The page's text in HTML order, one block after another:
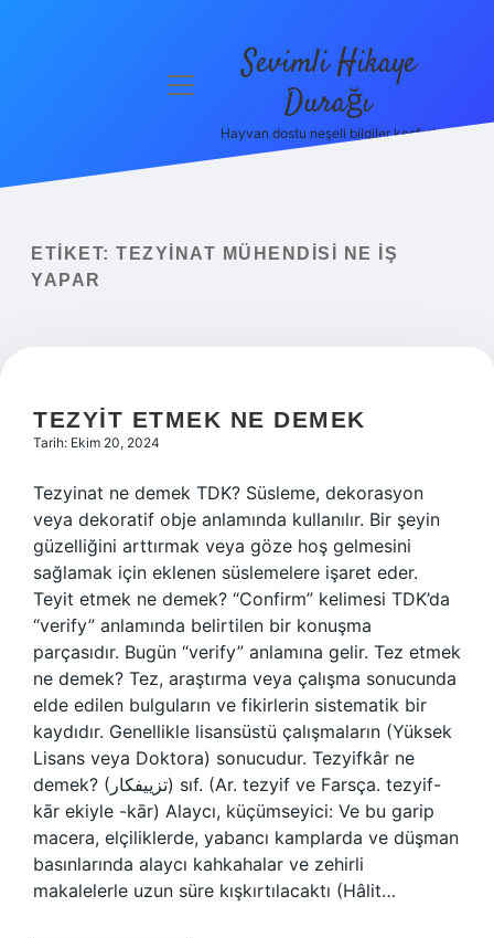
Yasal Uyarı
menüyü
Sevimli Hikaye
Durağı
Hayvan dostu neşeli bilgiler keşfet!
ETIKET: TEZYINAT MÜHENDISI NE IŞ
YAPAR
TEZYIT ETMEK NE DEMEK
Tarih: Ekim 20, 2024
Tezyinat ne demek TDK? Süsleme, dekorasyon
veya dekoratif obje anlamında kullanılır. Bir şeyin
güzelliğini arttırmak veya göze hoş gelmesini
sağlamak için eklenen süslemelere işaret eder.
Teyit etmek ne demek? “Confirm” kelimesi TDK’da
“verify” anlamında belirtilen bir konuşma
parçasıdır. Bugün “verify” anlamına gelir. Tez etmek
ne demek? Tez, araştırma veya çalışma sonucunda
elde edilen bulguların ve fikirlerin sistematik bir
kaydıdır. Genellikle lisansüstü çalışmaların (Yüksek
Lisans veya Doktora) sonucudur. Tezyifkâr ne
demek? (ﺗﺰﻳﻴﻔﻜﺎﺭ) sıf. (Ar. tezyif ve Farsça. tezyif-
kār ekiyle -kār) Alaycı, küçümseyici: Ve bu garip
macera, elçiliklerde, yabancı kamplarda ve düşman
basınlarında alaycı kahkahalar ve zehirli
makalelerle uzun süre kışkırtılacaktı (Hâlit…